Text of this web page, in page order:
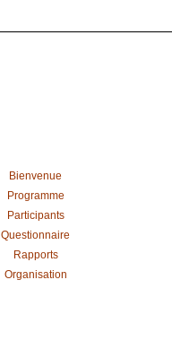
Bienvenue
Programme
Participants
Questionnaire
Rapports
Organisation